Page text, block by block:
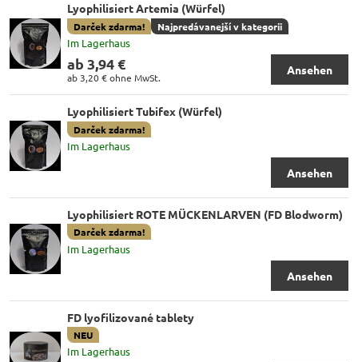
Lyophilisiert Artemia (Würfel)
Darček zdarma! Najpredávanejší v kategorii
Im Lagerhaus
ab 3,94 €
ab 3,20 €ohne MwSt.
Ansehen
Lyophilisiert Tubifex (Würfel)
Darček zdarma!
Im Lagerhaus
Ansehen
Lyophilisiert ROTE MÜCKENLARVEN (FD Blodworm)
Darček zdarma!
Im Lagerhaus
Ansehen
FD lyofilizované tablety
NEU
Im Lagerhaus